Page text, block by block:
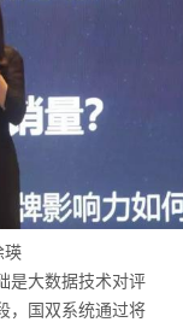
瑛
是大数据技术对评
，国双系统通过将